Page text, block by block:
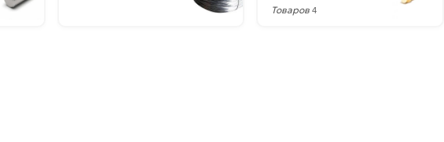
Товаров 4